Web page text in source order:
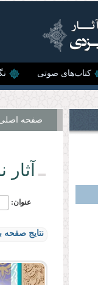
کتاب‌های صوتی
صفحه
عنوان:
نتایج صفحه